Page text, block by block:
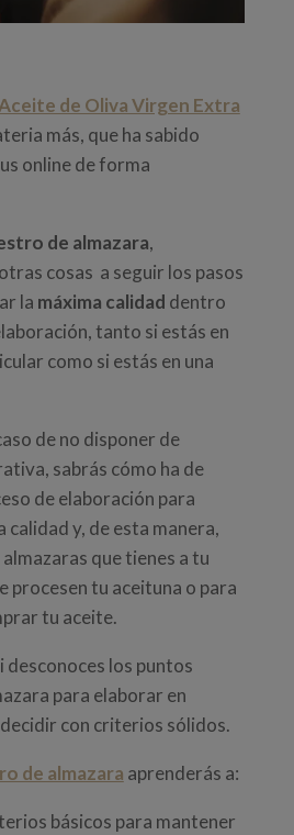
Aceite de Oliva Virgen Extra
más, que ha sabido
online de forma
de almazara,
cosas a seguir los pasos
la máxima calidad dentro
tanto si estás en
como si estás en una
de no disponer de
sabrás cómo ha de
de elaboración para
calidad y, de esta manera,
que tienes a tu
procesen tu aceituna o para
tu aceite.
desconoces los puntos
para elaborar en
con criterios sólidos.
de almazara aprenderás a:
básicos para mantener